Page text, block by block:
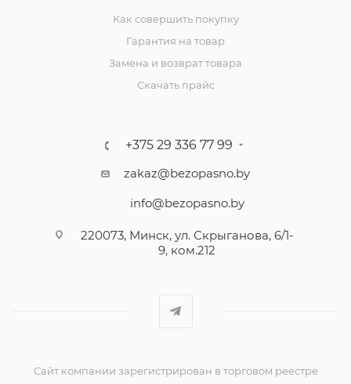
Как совершить покупку
Гарантия на товар
Замена и возврат товара
Скачать прайс
+375 29 336 77 99
zakaz@bezopasno.by
info@bezopasno.by
220073, Минск, ул. Скрыганова, 6/1-
9, ком.212
Сайт компании зарегистрирован в торговом реестре